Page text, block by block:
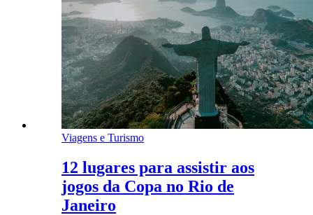
Viagens e Turismo
12 lugares para assistir aos
jogos da Copa no Rio de
Janeiro